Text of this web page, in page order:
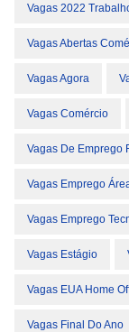
Vagas 2022
Vagas Abertas
Vagas Agora
Vagas Comércio
Vagas De Emprego
Vagas Emprego
Vagas Emprego
Vagas Estágio
Vagas EUA Home
Vagas Final Do Ano